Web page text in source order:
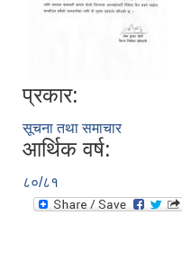
प्रकार:
सूचना तथा समाचार
आर्थिक वर्ष:
८०/८१